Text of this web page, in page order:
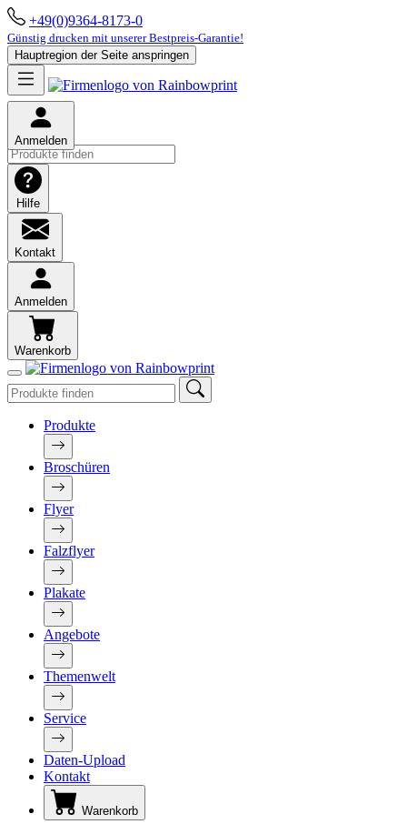
+49(0)9364-8173-0
Günstig drucken mit unserer Bestpreis-Garantie!
Hauptregion der Seite anspringen
Anmelden
Hilfe
Kontakt
Anmelden
Warenkorb
Produkte
Broschüren
Flyer
Falzflyer
Plakate
Angebote
Themenwelt
Service
Daten-Upload
Kontakt
Warenkorb